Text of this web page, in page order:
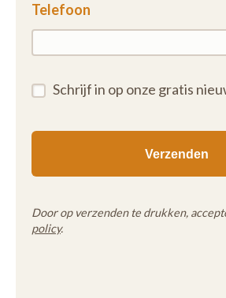
Telefoon
Schrijf in op onze gratis
Door op verzenden te drukken,
policy.